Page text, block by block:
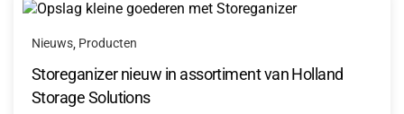
Nieuws, Producten
Storeganizer nieuw in assortiment van Holland
Storage Solutions